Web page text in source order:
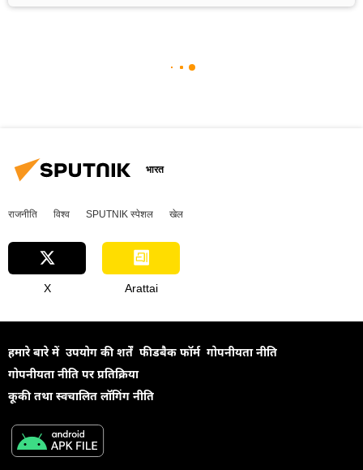
भारत
राजनीति विश्व SPUTNIK स्पेशल खेल
X Arattai
हमारे बारे में उपयोग की शर्तें फीडबैक फॉर्म गोपनीयता नीति
गोपनीयता नीति पर प्रतिक्रिया
कूकी तथा स्वचालित लॉगिंग नीति